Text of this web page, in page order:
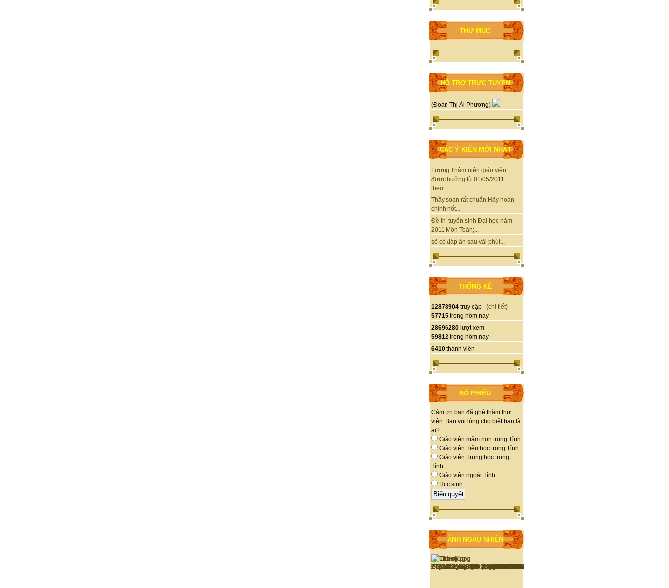
THƯ MỤC
HỖ TRỢ TRỰC TUYẾN
(Đoàn Thị Ái Phương)
CÁC Ý KIẾN MỚI NHẤT
Lương Thâm niên giáo viên
được hưởng từ 01/05/2011
theo...
Thầy soạn rất chuẩn.Hãy hoàn
chỉnh nốt...
Đề thi tuyển sinh Đại học năm
2011 Môn Toán;...
sẽ có đáp án sau vài phút...
THỐNG KÊ
12878904 truy cập (chi tiết)
57715 trong hôm nay
28696280 lượt xem
59812 trong hôm nay
6410 thành viên
BỎ PHIẾU
Cám ơn bạn đã ghé thăm thư
viện. Bạn vui lòng cho biết bạn là
ai?
Giáo viên mầm non trong Tỉnh
Giáo viên Tiểu học trong Tỉnh
Giáo viên Trung học trong
Tỉnh
Giáo viên ngoài Tỉnh
Học sinh
ẢNH NGẪU NHIÊN